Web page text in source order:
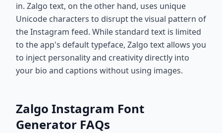
in. Zalgo text, on the other hand, uses unique
Unicode characters to disrupt the visual pattern of
the Instagram feed. While standard text is limited
to the app's default typeface, Zalgo text allows you
to inject personality and creativity directly into
your bio and captions without using images.
Zalgo Instagram Font
Generator FAQs